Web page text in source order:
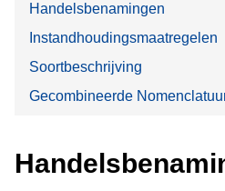
Handelsbenamingen
Instandhoudingsmaatregelen
Soortbeschrijving
Gecombineerde